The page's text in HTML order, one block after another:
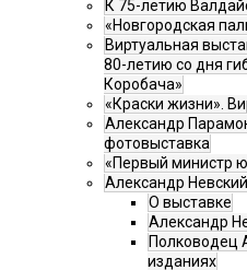
К 75-летию
«Новгородская
Виртуальная
80-летию со дня
Коробача»
«Краски жизни».
Александр
фотовыставка
«Первый министр
Александр
О выставке
Александр
Полководец
изданиях